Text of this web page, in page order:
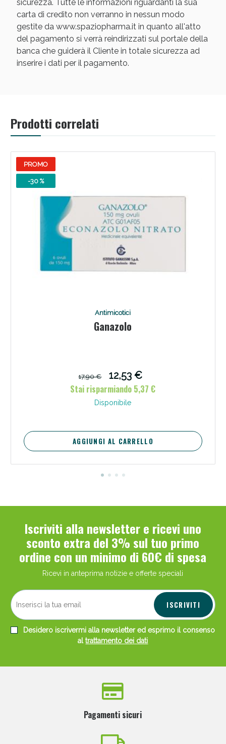
sicurezza. Tutte le informazioni riguardanti la sua
carta di credito non verranno in nessun modo
gestite da www.spaziopharma.it in quanto all'atto
del pagamento si verrà reindirizzati sul portale della
banca che guiderà il Cliente in totale sicurezza ad
inserire i dati per il pagamento.
Prodotti correlati
PROMO
-30 %
Antimicotici
Ganazolo
17,90 €
12,53 €
Stai risparmiando 5,37 €
Disponibile
AGGIUNGI AL CARRELLO
Iscriviti alla newsletter e ricevi uno
sconto extra del 3% sul tuo primo
ordine con un minimo di 60€ di spesa
Ricevi in anteprima notizie e offerte speciali
ISCRIVITI
Desidero iscrivermi alla newsletter ed esprimo il consenso
altrattamento dei dati
Pagamenti sicuri